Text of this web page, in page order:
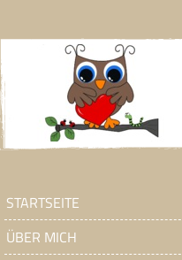
STARTSEITE
ÜBER MICH